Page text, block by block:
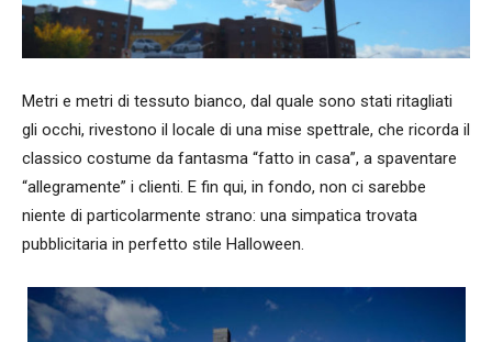
Metri e metri di tessuto bianco, dal quale sono stati ritagliati
gli occhi, rivestono il locale di una mise spettrale, che ricorda il
classico costume da fantasma “fatto in casa”, a spaventare
“allegramente” i clienti. E fin qui, in fondo, non ci sarebbe
niente di particolarmente strano: una simpatica trovata
pubblicitaria in perfetto stile Halloween.